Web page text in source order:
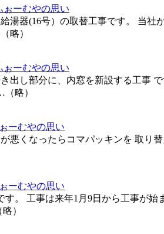
ぉーむやの思い
湯器(16号）の取替工事です。 当
略）
ぉーむやの思い
出し部分に、内窓を新設する工事
略）
ーむやの思い
悪くなったらコマパッキンを 取
ーむやの思い
す。 工事は来年1月9日から工事が
）